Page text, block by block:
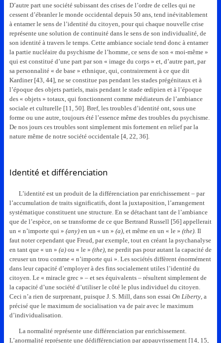
D’autre part une société subissant des crises de l’ordre de celles qui ne
cessent d’ébranler le monde occidental depuis 50 ans, tend inévitablement
à entamer le sens de l’identité du citoyen, pour qui chaque nouvelle crise
représente une solution de continuité dans le sens de son individualité, de
son identité à travers le temps. Cette ambiance sociale tend donc à entamer
la partie nucléaire du psychisme de l’homme, ce sens de son « moi-même »
qui est constitué d’une part par son « image du corps » et, d’autre part, par
sa personnalité « de base » ethnique, qui, contrairement à ce que dit
Kardiner [43, 44], ne se constitue pas pendant les stades prégénitaux et à
l’époque des objets partiels, mais pendant le stade œdipien et à l’époque
des « objets » totaux, qui fonctionnent comme médiateurs de l’ambiance
sociale et culturelle [11, 50]. Bref, les troubles d’identité ont, sous une
forme ou une autre, toujours été l’essence même des troubles du psychisme.
De nos jours ces troubles sont simplement mis fortement en relief par la
nature même de notre société occidentale [4, 22, 36].
Identité et différenciation
L’identité est un produit de la différenciation par enrichissement – par
l’accumulation de traits significatifs, dont la juxtaposition, l’arrangement
systématique constituent une structure. En se détachant tant de l’ambiance
que de l’espèce, on se transforme de ce que Bertrand Russell [56] appellerait
un « n’importe qui » (any)en un « un » (a), et même en un « le » (the). Il
faut noter cependant que Freud, par exemple, tout en créant la psychanalyse
en tant que « un » (a)ou « le » (the), ne perdit pas pour autant la capacité de
creuser un trou comme « n’importe qui ». Les sociétés diffèrent énormément
dans leur capacité d’employer à des fins socialement utiles l’identité du
citoyen. Le « miracle grec » – et ses équivalents – résultent simplement de
la capacité d’une société d’utiliser le côté le plus individuel du citoyen.
Ceci n’a rien de surprenant, puisque J. S. Mill, dans son essai On Liberty, a
précisé que le maximum de socialisation va de pair avec le maximum
d’individualisation.
La normalité représente une différenciation par enrichissement.
L’anormalité représente une dédifférenciation par appauvrissement [14, 15,